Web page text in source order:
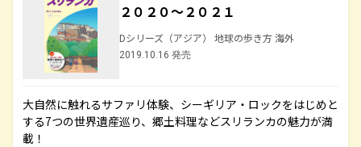
２０２０～２０２１
Dシリーズ（アジア） 地球の歩き方 海外
2019.10.16 発売
大自然に触れるサファリ体験、シーギリア・ロックをはじめと
する7つの世界遺産巡り、郷土料理などスリランカの魅力が満
載！